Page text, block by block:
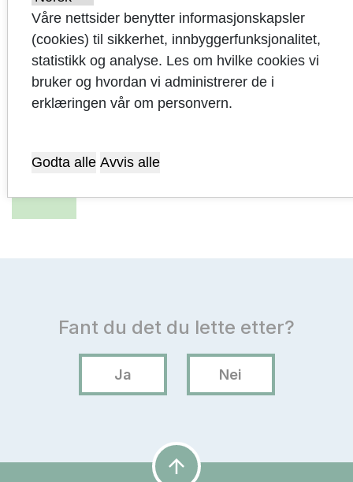
Vedlegg til
økonomiplanen
Svarnotat
arrow_upward
Våre nettsider benytter informasjonskapsler
(cookies) til sikkerhet, innbyggerfunksjonalitet,
statistikk og analyse. Les om hvilke cookies vi
bruker og hvordan vi administrerer de i
erklæringen vår om personvern.
Godta alle Avvis alle